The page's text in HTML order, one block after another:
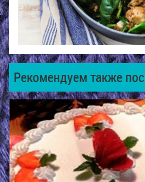
Рекомендуем также